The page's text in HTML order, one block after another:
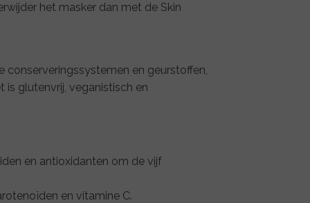
het masker dan met de Skin
conserveringssystemen en geurstoffen,
is glutenvrij, veganistisch en
en antioxidanten om de vijf
en vitamine C.